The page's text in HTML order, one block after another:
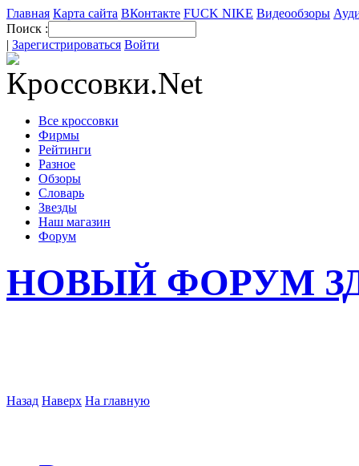
Главная Карта сайта ВКонтакте FUCK NIKE Видеообзоры
Поиск :
| Зарегистрироваться Войти
Все кроссовки
Фирмы
Рейтинги
Разное
Обзоры
Словарь
Звезды
Наш магазин
Форум
НОВЫЙ ФОРУМ
Назад Наверх На главную